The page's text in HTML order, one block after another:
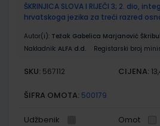
ŠKRINJICA SLOVA I RIJEČI 3; 2. dio,
hrvatskoga jezika za treći razred
Autor(i): Težak Gabelica Marjanović
Nakladnik: ALFA d.d. Registarski broj
SKU: 567112 CIJENA:
ŠIFRA OMOTA: 500179
Udžbenik Omot